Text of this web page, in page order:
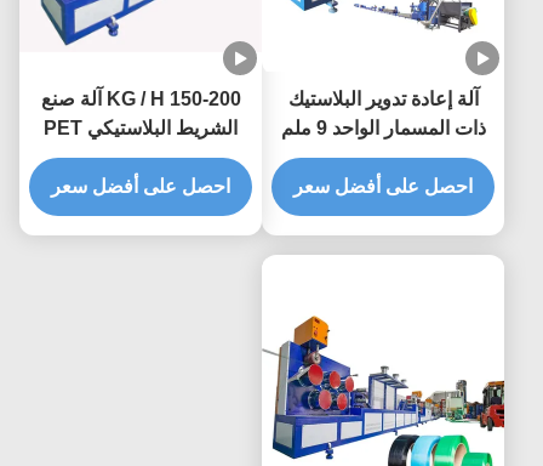
آلة إعادة تدوير البلاستيك
ذات المسمار الواحد 9 ملم
خط إخراج الشريط PET
احصل على أفضل سعر
150-200 KG / H آلة صنع
الشريط البلاستيكي PET
0.4-1.5mm
احصل على أفضل سعر